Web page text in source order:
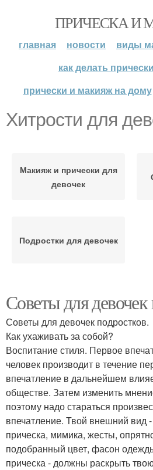
ПРИЧЕСКА И
главная новости
виды
как делать
прически и макияж на дому
Хитрости для
Макияж и прически для
девочек
Подростки для девочек
Советы для девочек
Советы для девочек подростков.
Как ухаживать за собой?
Воспитание стиля. Первое
человек производит в течение
впечатление в дальнейшем
обществе. Затем изменить
поэтому надо стараться
впечатление. Твой внешний вид
прическа, мимика, жесты,
подобранный цвет, фасон
прическа - должны раскрыть